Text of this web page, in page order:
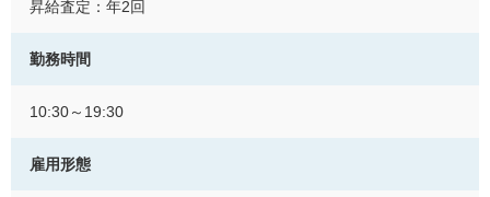
昇給査定：年2回
勤務時間
10:30～19:30
雇用形態